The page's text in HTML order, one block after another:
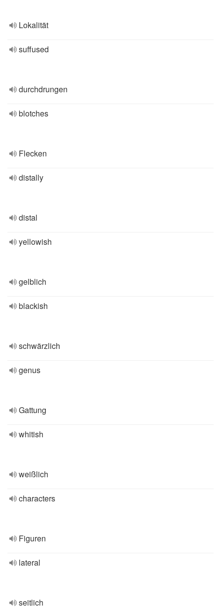
Lokalität
suffused
durchdrungen
blotches
Flecken
distally
distal
yellowish
gelblich
blackish
schwärzlich
genus
Gattung
whitish
weißlich
characters
Figuren
lateral
seitlich